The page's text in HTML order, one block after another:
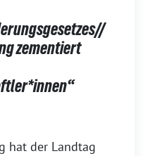
zementiert
hat der Landtag